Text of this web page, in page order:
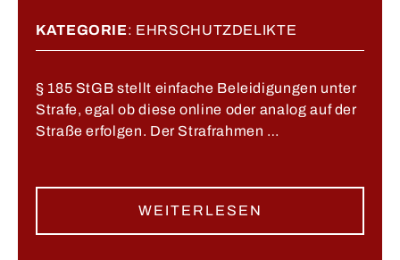
KATEGORIE: EHRSCHUTZDELIKTE
§ 185 StGB stellt einfache Beleidigungen unter
Strafe, egal ob diese online oder analog auf der
Straße erfolgen. Der Strafrahmen …
WEITERLESEN